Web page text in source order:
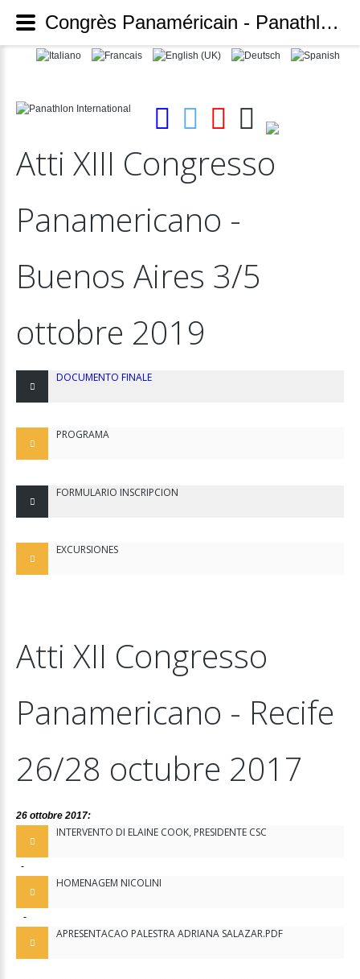
Atti XIII Congresso
Panamericano -
Buenos Aires 3/5
ottobre 2019
DOCUMENTO FINALE
PROGRAMA
FORMULARIO INSCRIPCION
EXCURSIONES
Atti XII Congresso
Panamericano - Recife
26/28 octubre 2017
26 ottobre 2017:
INTERVENTO DI ELAINE COOK, PRESIDENTE CSC
-
HOMENAGEM NICOLINI
-
APRESENTACAO PALESTRA ADRIANA SALAZAR.PDF
Congrès Panaméricain - Panathlon International